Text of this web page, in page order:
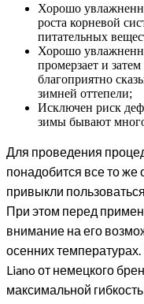
Хорошо
роста корневой
питательных
Хорошо
промерзает и
благоприятно
зимней оттепели;
Исключен риск
зимы бывают
Для проведения
понадобится все то
привыкли
При этом перед
внимание на его
осенних
Liano от немецкого
максимальной